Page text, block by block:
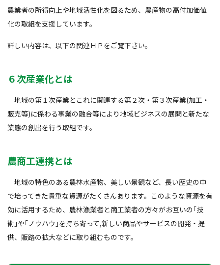
農業者の所得向上や地域活性化を図るため、農産物の高付加価値
化の取組を支援しています。
詳しい内容は、以下の関連ＨＰをご覧下さい。
６次産業化とは
地域の第１次産業とこれに関連する第２次・第３次産業(加工・
販売等)に係わる事業の融合等により地域ビジネスの展開と新たな
業態の創出を行う取組です。
農商工連携とは
地域の特色のある農林水産物、美しい景観など、長い歴史の中
で培ってきた貴重な資源がたくさんあります。このような資源を有
効に活用するため、農林漁業者と商工業者の方々がお互いの｢技
術｣や｢ノウハウ｣を持ち寄って,新しい商品やサービスの開発・提
供、販路の拡大などに取り組むものです。